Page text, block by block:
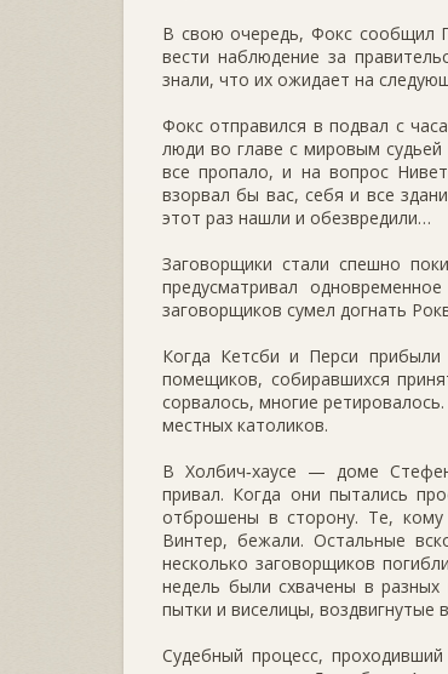
В свою очередь, Фокс сообщил
вести наблюдение за
знали, что их ожидает на
Фокс отправился в подвал с
люди во главе с мировым
все пропало, и на вопрос
взорвал бы вас, себя и все
этот раз нашли и обезвредили…
Заговорщики стали спешно
предусматривал
заговорщиков сумел догнать
Когда Кетсби и Перси
помещиков, собиравшихся
сорвалось, многие
местных католиков.
В Холбич‑хаусе — доме
привал. Когда они пытались
отброшены в сторону. Те, кому
Винтер, бежали. Остальные
несколько заговорщиков
недель были схвачены в разных
пытки и виселицы, воздвигнутые
Судебный процесс,